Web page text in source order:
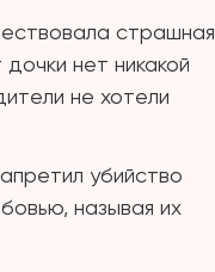
страшная
нет никакой
не хотели
убийство
называя их